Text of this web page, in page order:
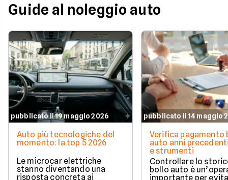
Guide al noleggio auto
pubblicato il 19 maggio 2026
Auto più tecnologiche del
momento: la top 5 2026
Le microcar elettriche
stanno diventando una
risposta concreta ai
pubblicato il 14 maggio
Verifica pagamento
auto anni
e strumenti
Controllare lo
bollo auto è
importante per